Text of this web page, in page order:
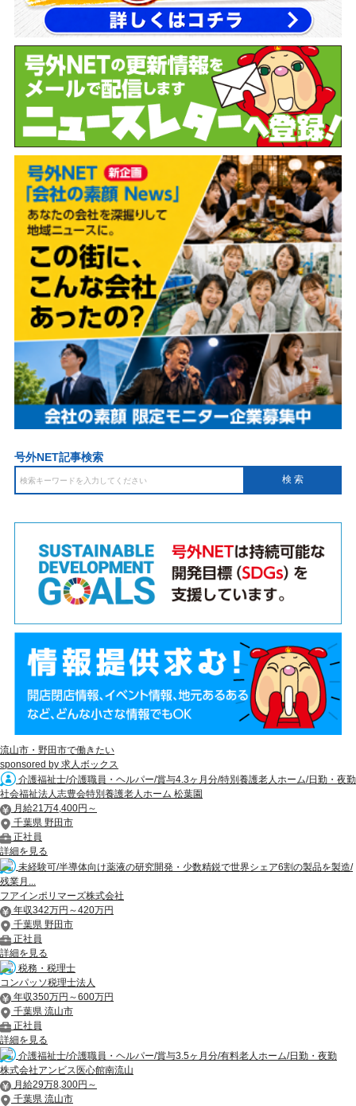
号外NET記事検索
流山市・野田市で働きたい
sponsored by 求人ボックス
介護福祉士/介護職員・ヘルパー/賞与4.3ヶ月分/特別養護老人ホーム/日勤・夜勤
社会福祉法人志豊会特別養護老人ホーム 松葉園
月給21万4,400円～
千葉県 野田市
正社員
詳細を見る
未経験可/半導体向け薬液の研究開発・少数精鋭で世界シェア6割の製品を製造/
残業月...
フアインポリマーズ株式会社
年収342万円～420万円
千葉県 野田市
正社員
詳細を見る
税務・税理士
コンパッソ税理士法人
年収350万円～600万円
千葉県 流山市
正社員
詳細を見る
介護福祉士/介護職員・ヘルパー/賞与3.5ヶ月分/有料老人ホーム/日勤・夜勤
株式会社アンビス医心館南流山
月給29万8,300円～
千葉県 流山市